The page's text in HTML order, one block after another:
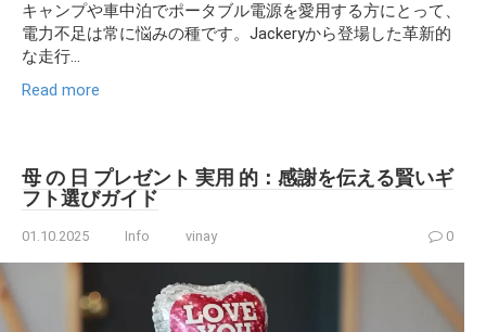
キャンプや車中泊でポータブル電源を愛用する方にとって、
電力不足は常に悩みの種です。Jackeryから登場した革新的
な走行...
Read more
母 の 日 プレゼント 実用 的：感謝を伝える賢いギ
フト選びガイド
01.10.2025 Info vinay 0